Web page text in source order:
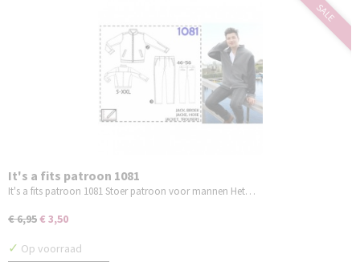
SALE
It's a fits patroon 1081
It's a fits patroon 1081 Stoer patroon voor mannen Het…
€ 6,95€ 3,50
✓ Op voorraad